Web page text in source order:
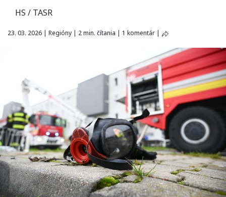
HS / TASR
23. 03. 2026 | Regióny | 2 min. čítania | 1 komentár |